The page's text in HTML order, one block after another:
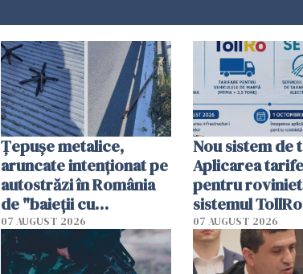
Țepușe metalice,
aruncate intenționat pe
autostrăzi în România
de "baieții cu
platforme": "Mi-au
cerut 1200 lei să mă
tracteze"
07 AUGUST 2026
Nou sistem de
Aplicarea
pentru
sistemul
începe la 1
07 AUGUST 2026